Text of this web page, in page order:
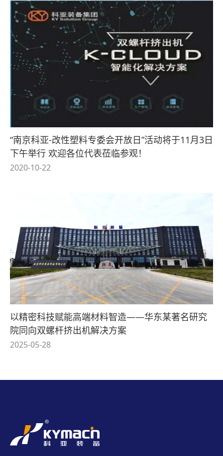
“南京科亚-改性塑料专委会开放日”活动将于11月3日
下午举行 欢迎各位代表莅临参观！
2020-10-22
以精密科技赋能高端材料智造——华东某著名研究
院同向双螺杆挤出机解决方案
2025-05-28